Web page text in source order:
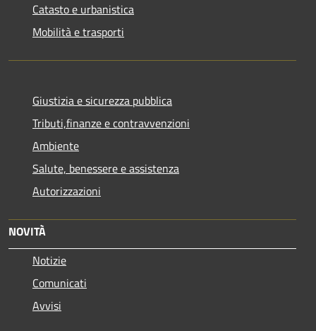
Catasto e urbanistica
Mobilità e trasporti
Giustizia e sicurezza pubblica
Tributi,finanze e contravvenzioni
Ambiente
Salute, benessere e assistenza
Autorizzazioni
NOVITÀ
Notizie
Comunicati
Avvisi